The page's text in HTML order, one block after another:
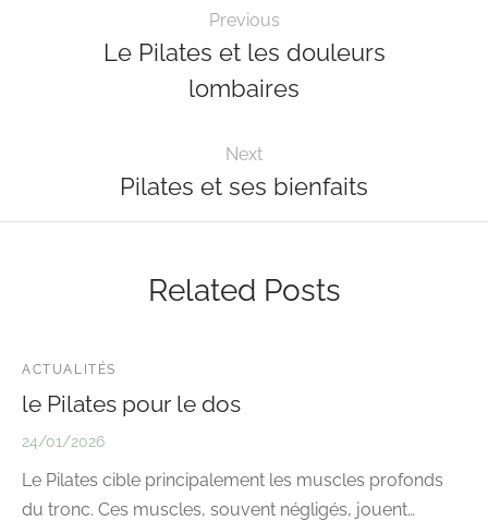
Previous
Le Pilates et les douleurs
lombaires
Next
Pilates et ses bienfaits
Related Posts
ACTUALITÉS
le Pilates pour le dos
24/01/2026
Le Pilates cible principalement les muscles profonds
du tronc. Ces muscles, souvent négligés, jouent…